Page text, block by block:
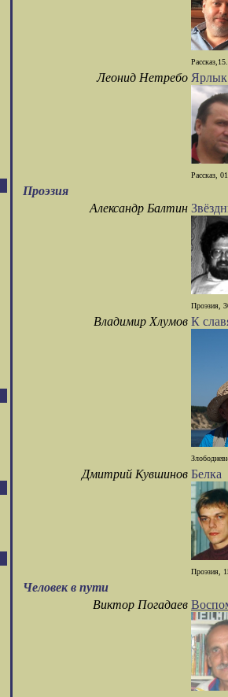
Леонид Нетребо Ярлык
Рассказ,
Проэзия
Александр Балтин
Проэзия,
Владимир Хлумов К
Дмитрий Кувшинов Белка
Проэзия,
Человек в пути
Виктор Погадаев